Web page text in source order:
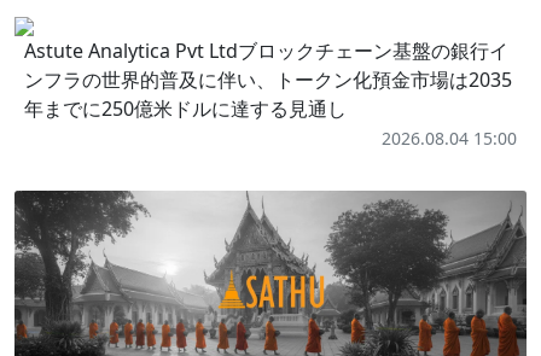
Astute Analytica Pvt Ltdブロックチェーン基盤の銀行イ
ンフラの世界的普及に伴い、トークン化預金市場は2035
年までに250億米ドルに達する見通し
2026.08.04 15:00